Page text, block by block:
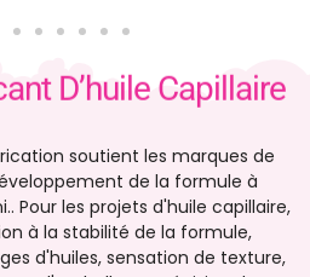
D’huile Capillaire
soutient les marques de
de la formule à
Pour les projets d'huile capillaire,
à la stabilité de la formule,
d'huiles, sensation de texture,